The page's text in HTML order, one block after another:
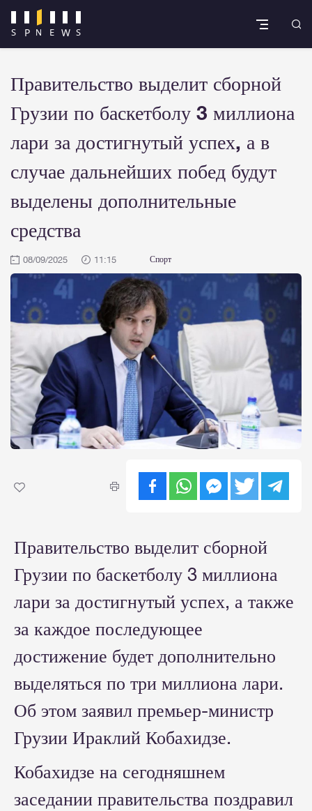
Правительство выделит сборной
Грузии по баскетболу 3 миллиона
лари за достигнутый успех, а в
случае дальнейших побед будут
выделены дополнительные
средства
08/09/2025 11:15 Спорт
Правительство выделит сборной
Грузии по баскетболу 3 миллиона
лари за достигнутый успех, а также
за каждое последующее
достижение будет дополнительно
выделяться по три миллиона лари.
Об этом заявил премьер-министр
Грузии Ираклий Кобахидзе.
Кобахидзе на сегодняшнем
заседании правительства поздравил